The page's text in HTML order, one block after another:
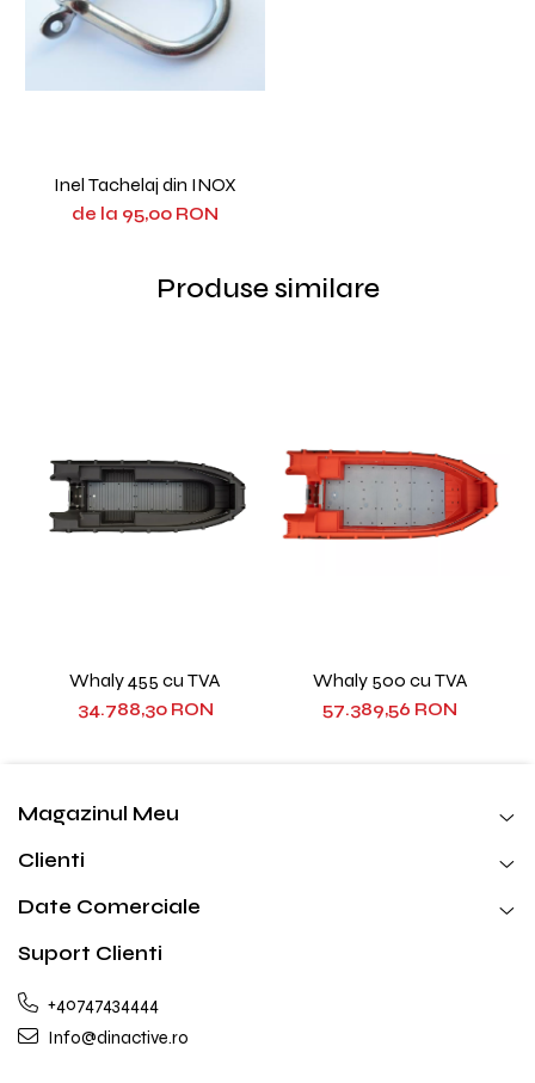
Inel Tachelaj din INOX
de la 95,00 RON
Produse similare
Whaly 455 cu TVA
34.788,30 RON
Whaly 500 cu TVA
57.389,56 RON
Magazinul Meu
Clienti
Date Comerciale
Suport Clienti
+40747434444
Info@dinactive.ro